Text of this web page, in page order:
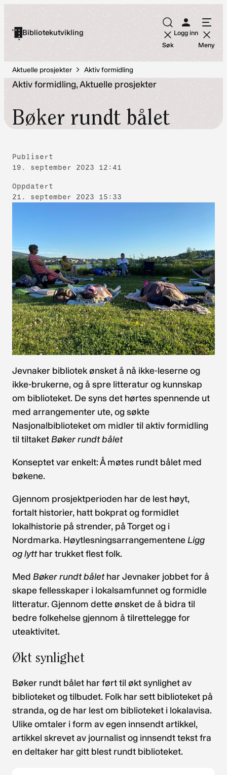
innholdBibliotekutvikling
Søk
Logg inn
Meny
Aktuelle prosjekter Aktiv formidling
Aktiv formidling, Aktuelle prosjekter
Bøker rundt bålet
Publisert
19. september 2023 12:41
Oppdatert
21. september 2023 15:33
Jevnaker bibliotek ønsket å nå ikke-leserne og
ikke-brukerne, og å spre litteratur og kunnskap
om biblioteket. De syns det hørtes spennende ut
med arrangementer ute, og søkte
Nasjonalbiblioteket om midler til aktiv formidling
til tiltaketBøker rundt bålet
Konseptet var enkelt: Å møtes rundt bålet med
bøkene.
Gjennom prosjektperioden har de lest høyt,
fortalt historier, hatt bokprat og formidlet
lokalhistorie på strender, på Torget og i
Nordmarka. HøytlesningsarrangementeneLigg
og lytthar trukket flest folk.
Med Bøker rundt bålethar Jevnaker jobbet for å
skape fellesskaper i lokalsamfunnet og formidle
litteratur. Gjennom dette ønsket de å bidra til
bedre folkehelse gjennom å tilrettelegge for
uteaktivitet.
Økt synlighet
Bøker rundt bålet har ført til økt synlighet av
biblioteket og tilbudet. Folk har sett biblioteket på
stranda, og de har lest om biblioteket i lokalavisa.
Ulike omtaler i form av egen innsendt artikkel,
artikkel skrevet av journalist og innsendt tekst fra
en deltaker har gitt blest rundt biblioteket.